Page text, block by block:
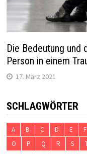
Die Bedeutung und
Person in einem
17. März 2021
SCHLAGWÖRTER
A B C D E F
O
P Q R S